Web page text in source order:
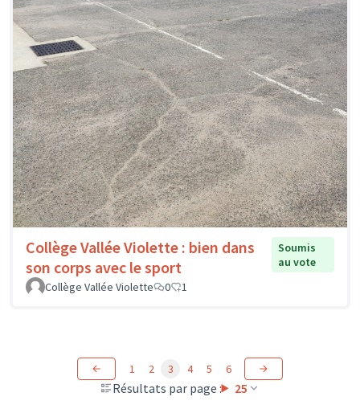
Collège Vallée Violette : bien dans
son corps avec le sport
Soumis
au vote
Collège Vallée Violette
0 1
Résultats par page : 25
1 2 3 4 5 6